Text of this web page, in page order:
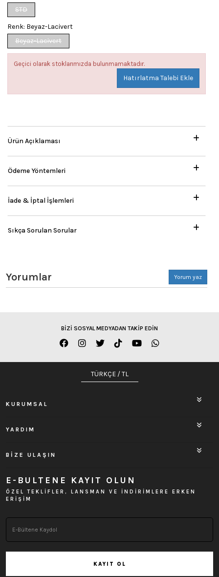
STD
Renk: Beyaz-Lacivert
Beyaz-Lacivert
Geçici olarak stoklarımızda bulunmamaktadır.
Hatırlatma Talebi Ekle
Ürün Açıklaması
Ödeme Yöntemleri
İade & İptal İşlemleri
Sıkça Sorulan Sorular
Yorumlar Yorum yaz
BİZİ SOSYAL MEDYADAN TAKİP EDİN
TÜRKÇE / TL
KURUMSAL
YARDIM
BİZE ULAŞIN
E-BULTENE KAYIT OLUN
ÖZEL TEKLİFLER, LANSMAN VE İNDİRİMLERE ERKEN
ERİŞİM
KAYIT OL